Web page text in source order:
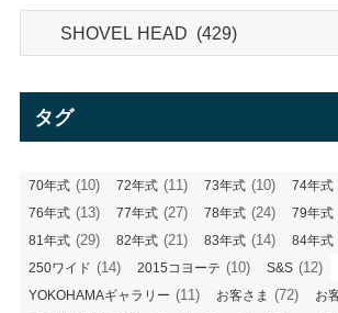
タグ
70年式 (10) 72年式 (11) 73年式 (10) 74年式
76年式 (13) 77年式 (27) 78年式 (24) 79年式
81年式 (29) 82年式 (21) 83年式 (14) 84年式
250ワイド (14) 2015コヨーテ (10) S&S (12)
YOKOHAMAギャラリー (11) お客さま (72) お